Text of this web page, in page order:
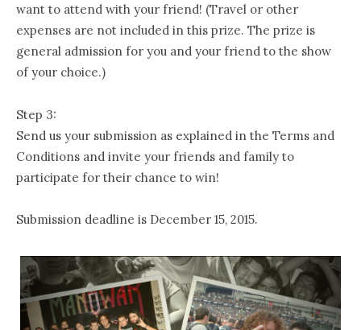
want to attend with your friend! (Travel or other
expenses are not included in this prize. The prize is
general admission for you and your friend to the show
of your choice.)
Step 3:
Send us your submission as explained in the Terms and
Conditions and invite your friends and family to
participate for their chance to win!
Submission deadline is December 15, 2015.